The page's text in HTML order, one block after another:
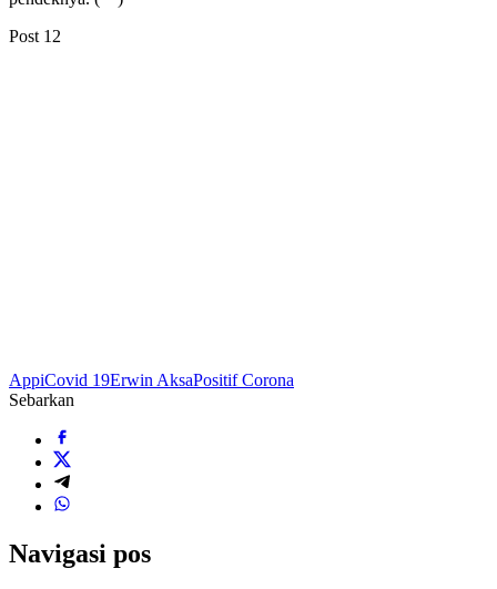
Post 12
AppiCovid 19Erwin AksaPositif Corona
Sebarkan
Navigasi pos